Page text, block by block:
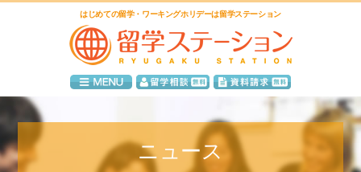
はじめての留学・ワーキングホリデーは留学ステーション
ニュース